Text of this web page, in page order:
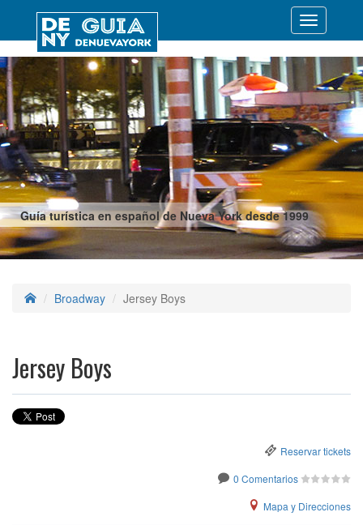
Guía turística en español de Nueva York desde 1999
Desplegar
Broadway Jersey Boys
Jersey Boys
Reservar tickets
0 Comentarios
Mapa y Direcciones